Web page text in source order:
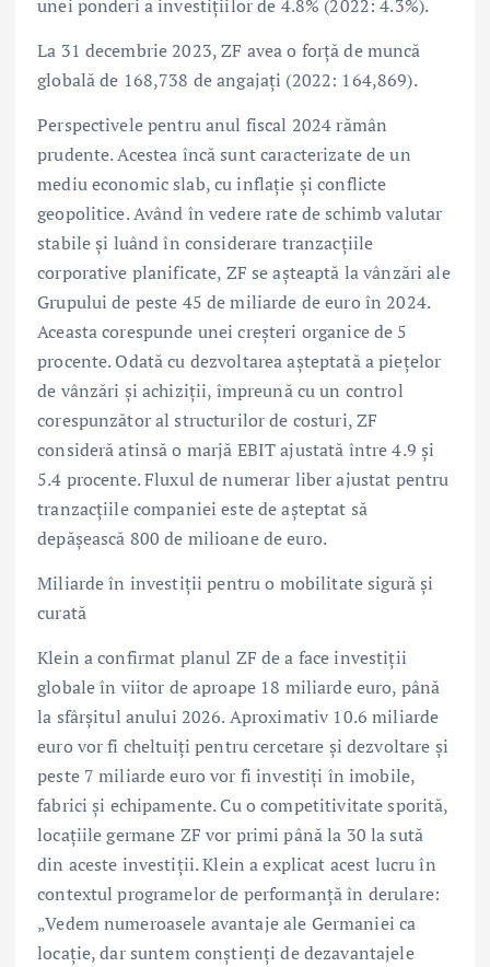
unei ponderi a investițiilor de 4.8% (2022: 4.3%).
La 31 decembrie 2023, ZF avea o forță de muncă
globală de 168,738 de angajați (2022: 164,869).
Perspectivele pentru anul fiscal 2024 rămân
prudente. Acestea încă sunt caracterizate de un
mediu economic slab, cu inflație și conflicte
geopolitice. Având în vedere rate de schimb valutar
stabile și luând în considerare tranzacțiile
corporative planificate, ZF se așteaptă la vânzări ale
Grupului de peste 45 de miliarde de euro în 2024.
Aceasta corespunde unei creșteri organice de 5
procente. Odată cu dezvoltarea așteptată a piețelor
de vânzări și achiziții, împreună cu un control
corespunzător al structurilor de costuri, ZF
consideră atinsă o marjă EBIT ajustată între 4.9 și
5.4 procente. Fluxul de numerar liber ajustat pentru
tranzacțiile companiei este de așteptat să
depășească 800 de milioane de euro.
Miliarde în investiții pentru o mobilitate sigură și
curată
Klein a confirmat planul ZF de a face investiții
globale în viitor de aproape 18 miliarde euro, până
la sfârșitul anului 2026. Aproximativ 10.6 miliarde
euro vor fi cheltuiți pentru cercetare și dezvoltare și
peste 7 miliarde euro vor fi investiți în imobile,
fabrici și echipamente. Cu o competitivitate sporită,
locațiile germane ZF vor primi până la 30 la sută
din aceste investiții. Klein a explicat acest lucru în
contextul programelor de performanță în derulare:
„Vedem numeroasele avantaje ale Germaniei ca
locație, dar suntem conștienți de dezavantajele